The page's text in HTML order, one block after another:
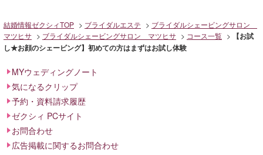
結婚情報ゼクシィTOP ブライダルエステ
ブライダルシェービングサロン
マツヒサ
ブライダルシェービングサロン マツヒサ コース一覧
【お試
し★お顔のシェービング】初めての方はまずはお試し体験
MYウェディングノート
気になるクリップ
予約・資料請求履歴
ゼクシィ PCサイト
お問合わせ
広告掲載に関するお問合わせ